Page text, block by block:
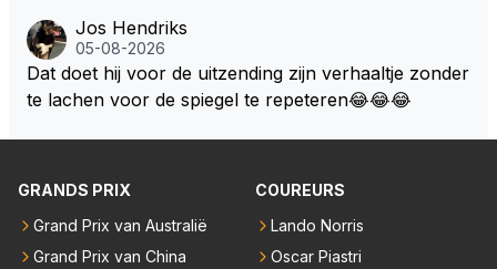
Dat was ook de enige keer dat een Spyker ooit aan
kop reed. Toen de rest van het veld ook regenband
en had, werd hij helaas aan alle kanten door iederee
n achterhaald. Hij moest later opgeven vanwege een
technisch mankement. Het was ook de enige keer d
eed; hij vertrok daarna...
analisten bij een vaag omroepbedrijf.
Jos Hendriks
05-08-2026
Dat doet hij voor de uitzending zijn verhaaltje zonder
te lachen voor de spiegel te repeteren😂😂😂
GRANDS PRIX
Grand Prix van Australië
Grand Prix van China
COUREURS
Lando Norris
Oscar Piastri